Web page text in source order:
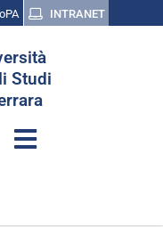
INTRANET
Studi